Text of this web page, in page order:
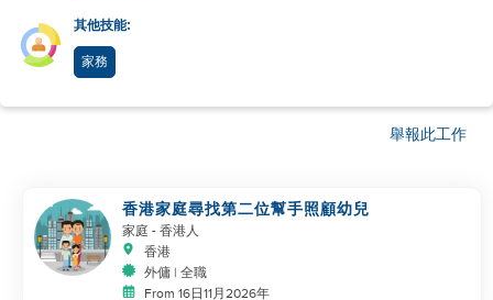
其他技能:
家務
舉報此工作
香港家庭尋找第二位幫手照顧幼兒
家庭 - 香港人
香港
外傭 | 全職
From 16日11月2026年